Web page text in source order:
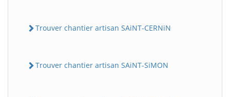
Trouver chantier artisan SAiNT-CERNiN
Trouver chantier artisan SAiNT-SiMON